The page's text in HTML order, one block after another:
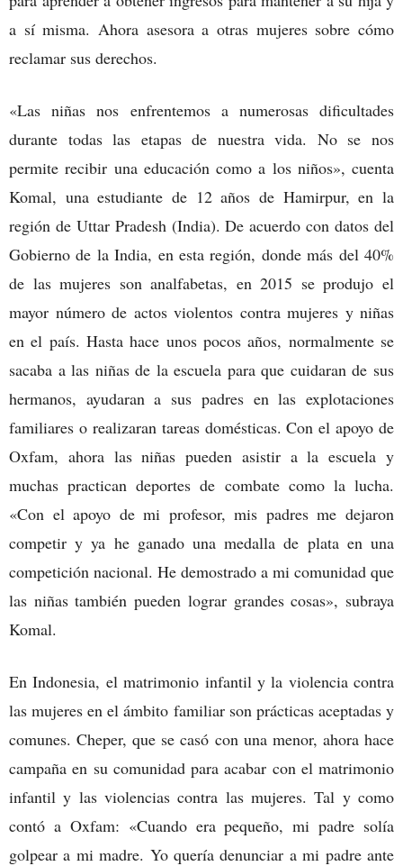
a sí misma. Ahora asesora a otras mujeres sobre cómo
reclamar sus derechos.
«Las niñas nos enfrentemos a numerosas dificultades
durante todas las etapas de nuestra vida. No se nos
permite recibir una educación como a los niños», cuenta
Komal, una estudiante de 12 años de Hamirpur, en la
región de Uttar Pradesh (India). De acuerdo con datos del
Gobierno de la India, en esta región, donde más del 40%
de las mujeres son analfabetas, en 2015 se produjo el
mayor número de actos violentos contra mujeres y niñas
en el país. Hasta hace unos pocos años, normalmente se
sacaba a las niñas de la escuela para que cuidaran de sus
hermanos, ayudaran a sus padres en las explotaciones
familiares o realizaran tareas domésticas. Con el apoyo de
Oxfam, ahora las niñas pueden asistir a la escuela y
muchas practican deportes de combate como la lucha.
«Con el apoyo de mi profesor, mis padres me dejaron
competir y ya he ganado una medalla de plata en una
competición nacional. He demostrado a mi comunidad que
las niñas también pueden lograr grandes cosas», subraya
Komal.
En Indonesia, el matrimonio infantil y la violencia contra
las mujeres en el ámbito familiar son prácticas aceptadas y
comunes. Cheper, que se casó con una menor, ahora hace
campaña en su comunidad para acabar con el matrimonio
infantil y las violencias contra las mujeres. Tal y como
contó a Oxfam: «Cuando era pequeño, mi padre solía
golpear a mi madre. Yo quería denunciar a mi padre ante